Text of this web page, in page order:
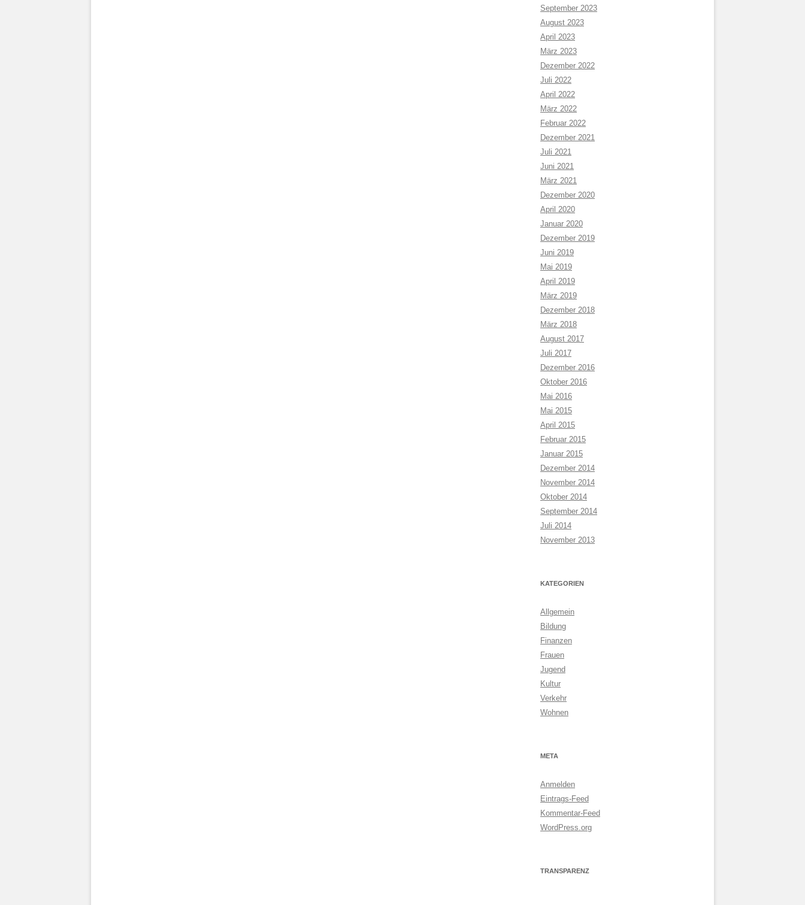
September 2023
August 2023
April 2023
März 2023
Dezember 2022
Juli 2022
April 2022
März 2022
Februar 2022
Dezember 2021
Juli 2021
Juni 2021
März 2021
Dezember 2020
April 2020
Januar 2020
Dezember 2019
Juni 2019
Mai 2019
April 2019
März 2019
Dezember 2018
März 2018
August 2017
Juli 2017
Dezember 2016
Oktober 2016
Mai 2016
Mai 2015
April 2015
Februar 2015
Januar 2015
Dezember 2014
November 2014
Oktober 2014
September 2014
Juli 2014
November 2013
KATEGORIEN
Allgemein
Bildung
Finanzen
Frauen
Jugend
Kultur
Verkehr
Wohnen
META
Anmelden
Eintrags-Feed
Kommentar-Feed
WordPress.org
TRANSPARENZ